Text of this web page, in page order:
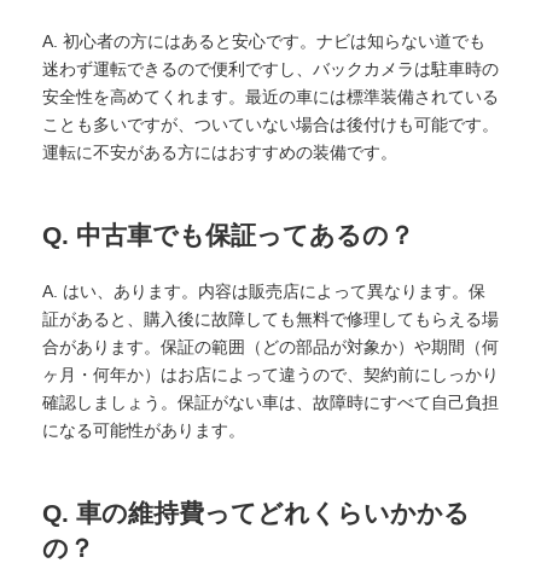
A. 初心者の方にはあると安心です。ナビは知らない道でも
迷わず運転できるので便利ですし、バックカメラは駐車時の
安全性を高めてくれます。最近の車には標準装備されている
ことも多いですが、ついていない場合は後付けも可能です。
運転に不安がある方にはおすすめの装備です。
Q. 中古車でも保証ってあるの？
A. はい、あります。内容は販売店によって異なります。保
証があると、購入後に故障しても無料で修理してもらえる場
合があります。保証の範囲（どの部品が対象か）や期間（何
ヶ月・何年か）はお店によって違うので、契約前にしっかり
確認しましょう。保証がない車は、故障時にすべて自己負担
になる可能性があります。
Q. 車の維持費ってどれくらいかかる
の？